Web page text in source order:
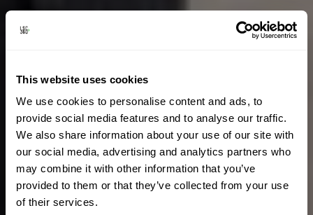
This website uses cookies
We use cookies to personalise content and ads, to
provide social media features and to analyse our traffic.
We also share information about your use of our site with
our social media, advertising and analytics partners who
may combine it with other information that you’ve
provided to them or that they’ve collected from your use
of their services.